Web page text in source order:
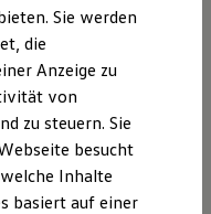
ID.
so auf bevorstehende
und die
entsprechend
1 2
Sie werden
die
Anzeige zu
von
zu steuern. Sie
besucht
Inhalte
basiert auf einer